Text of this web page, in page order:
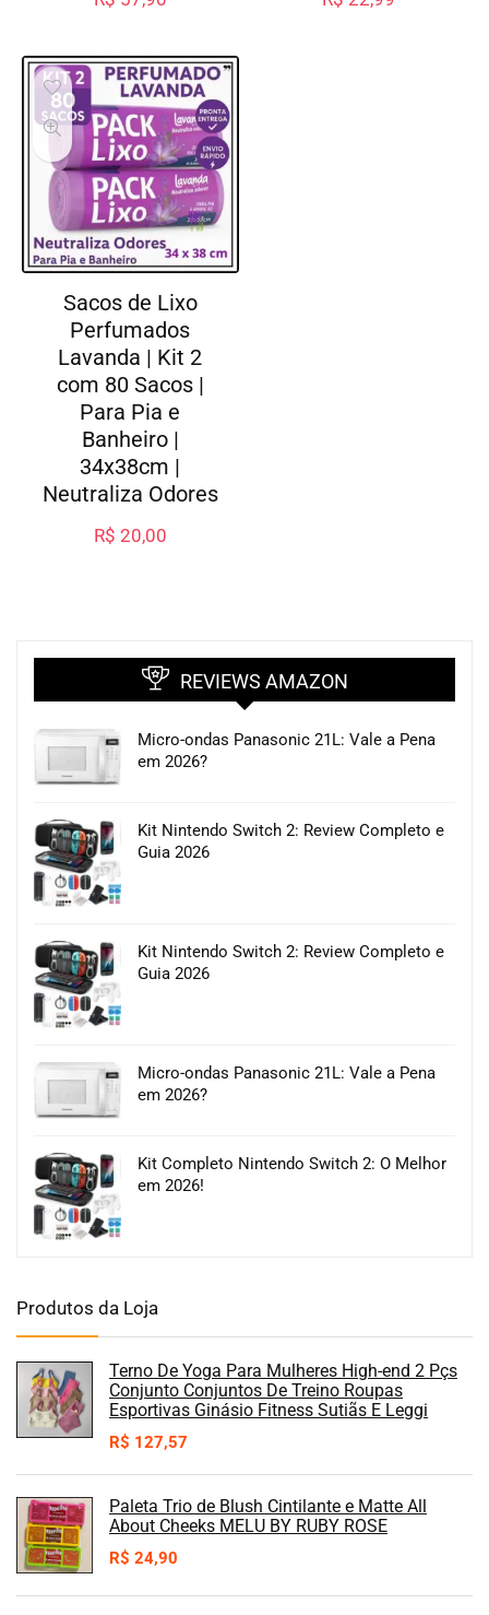
Sacos de Lixo
Perfumados
Lavanda | Kit 2
com 80 Sacos |
Para Pia e
Banheiro |
34x38cm |
Neutraliza Odores
R$ 20,00
REVIEWS AMAZON
Micro-ondas Panasonic 21L: Vale a Pena
em 2026?
Kit Nintendo Switch 2: Review Completo e
Guia 2026
Kit Nintendo Switch 2: Review Completo e
Guia 2026
Micro-ondas Panasonic 21L: Vale a Pena
em 2026?
Kit Completo Nintendo Switch 2: O Melhor
em 2026!
Produtos da Loja
Terno De Yoga Para Mulheres High-end 2 Pçs
Conjunto Conjuntos De Treino Roupas
Esportivas Ginásio Fitness Sutiãs E Leggi
R$ 127,57
Paleta Trio de Blush Cintilante e Matte All
About Cheeks MELU BY RUBY ROSE
R$ 24,90